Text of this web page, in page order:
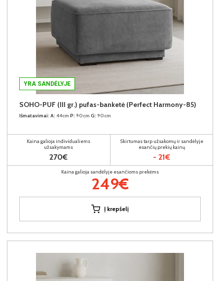
YRA SANDĖLYJE
SOHO-PUF (III gr.) pufas-banketė (Perfect Harmony-85)
Išmatavimai: A: 44cm P: 90cm G: 90cm
Kaina galioja individualiems
užsakymams
270€
Skirtumas tarp užsakomų ir sandėlyje
esančių prekių kainų
- 21€
Kaina galioja sandėlyje esančioms prekėms
249€
Į krepšelį